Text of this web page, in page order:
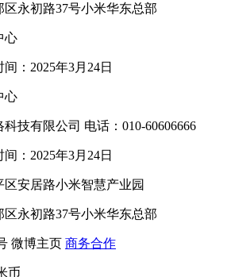
永初路37号小米华东总部
心
：2025年3月24日
心
技有限公司 电话：010-60606666
：2025年3月24日
安居路小米智慧产业园
永初路37号小米华东总部
微博主页 商务合作
币